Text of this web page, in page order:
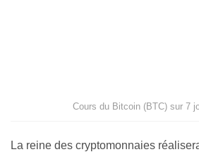
Cours du Bitcoin (BTC) sur 7
La reine des cryptomonnaies